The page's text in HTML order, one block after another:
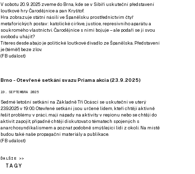
V sobotu 20. 9. 2025 zveme do Brna, kde se v Sibiři uskuteční představení
loutkové hry Čarodějnice a pan Kryštof.
Hra zobrazuje státní násilí ve Španělsku prostřednictvím čtyř
metaforických postav: katolické církve, justice, represivního aparátu a
soukromého vlastnictví. Čarodějnice s nimi bojuje – ale podaří se jí svou
svobodu uhájit?
Títeres desde abajo je politické loutkové divadlo ze Španělska. Představení
je (téměř) beze zlov.
(FB událost)
Brno - Otevřené setkání svazu Priama akcia (23.9.2025)
19. SEPTEMBRA 2025
Sedmé letošní setkání na Základně Tři Ocásci se uskuteční ve uterý
23.9.2025 v 19:00. Otevřené setkání jsou určené lidem, kteří chtějí aktivně
řešit problémy v práci, mají nápady na aktivity v regionu nebo se chtějí do
aktivit zapojit, případně chtějí diskutovat o tématech spojených s
anarchosyndikalismem a poznat podobně smýšlející lidi z okolí. Na místě
budou také naše propagační materiály a publikace.
(FB událost)
ĎALŠIE >>
TAGY